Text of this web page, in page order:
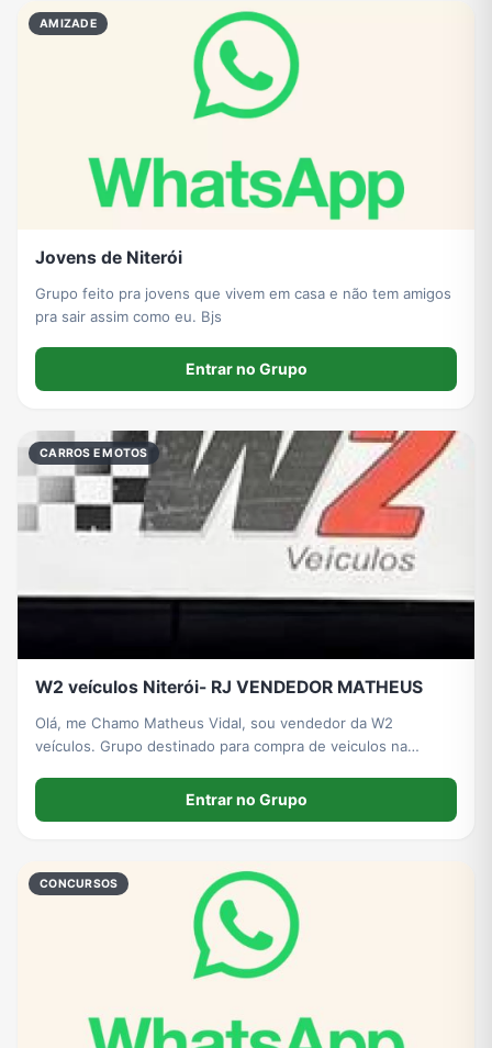
AMIZADE
Jovens de Niterói
Grupo feito pra jovens que vivem em casa e não tem amigos
pra sair assim como eu. Bjs
Entrar no Grupo
CARROS E MOTOS
W2 veículos Niterói- RJ VENDEDOR MATHEUS
Olá, me Chamo Matheus Vidal, sou vendedor da W2
veículos. Grupo destinado para compra de veiculos na
grupo, gostando de alguma é só entrar em contato comigo
no PV
Entrar no Grupo
CONCURSOS